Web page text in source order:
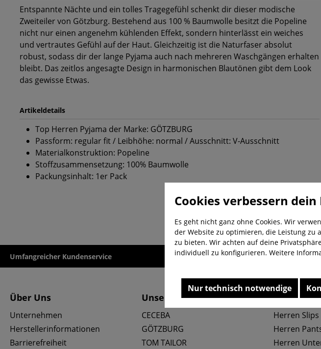
Entspannte Nächte und ein tolles Tragegefühl schenkt dir dieser modische
Zweiteiler von Götzburg. Bestehend aus 100 % Baumwolle besitzt die Popeline
nicht nur einen angenehm kühlenden Effekt, sondern hinterlässt ein weiches
und vertrautes Gefühl auf der Haut. Gleichzeitig ist die Naturfaser absolut
robust, sodass dir der lange Pyjama auch nach mehreren Waschgängen erhalten
bleibt. Das zeitlos angesagte Design in harmonischen Blautönen gibt dem Look
das gewisse Etwas.
Artikeldetails
Top Herren Pyjama der Marke: GÖTZBURG
Passform: regular fit / Leibhöhe: normal / Ausschnitt: V-Ausschnitt
Materialkonstruktion: Popeline
Stoffzusammensetzung: 100% Baumwolle
Packungsinhalt: 1er Pack
Umfangreicher Kundenservice Kauf auf Rechnung
Über Uns
Unternehmen
Herstellerinformationen
Barrierefreiheit
Unsere Marken
CECEBA
GÖTZBURG
TOM TAILOR
Top
Herren Slips
Herren
Herren
Cookies verbessern dein
Es geht nicht ganz ohne Cookies. Wir
der Website zu optimieren, die Leistung
zu bieten. Wir achten auf deine
individuell zu konfigurieren. Weitere
Nur technisch notwendige